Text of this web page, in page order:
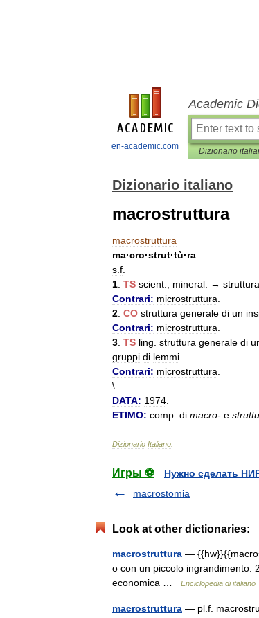
en-academic.com
Academic
Dizionario
Dizionario italiano
macrostruttura
macrostruttura
ma·cro·strut·tù·ra
s f
1 TS scient mineral . → struttura
Contrari: microstruttura
2 CO struttura generale di un
Contrari: microstruttura
3 TS ling struttura generale di
gruppi di lemmi
Contrari: microstruttura
\
DATA: 1974
ETIMO: comp di macro- e
Dizionario Italiano
Игры ⚽
Нужно сделать
macrostomia
Look at other dictionaries:
macrostruttura —
o con un piccolo ingrandimento.
economica …
Enciclopedia di italiano
macrostruttura — pl.f.